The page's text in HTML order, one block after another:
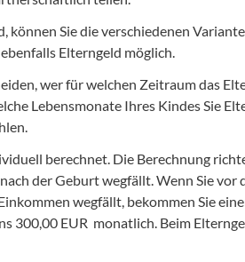
können Sie die verschiedenen
Elterngeld möglich.
wer für welchen Zeitraum das
Lebensmonate Ihres Kindes Sie
berechnet. Die Berechnung
der Geburt wegfällt. Wenn Sie vor
wegfällt, bekommen Sie
300,00 EUR monatlich. Beim